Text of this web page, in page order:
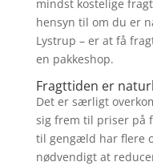
mindst kostelige
hensyn til om du er
Lystrup – er at få
en pakkeshop.
Fragttiden er
Det er særligt
sig frem til priser på
til gengæld har flere
nødvendigt at